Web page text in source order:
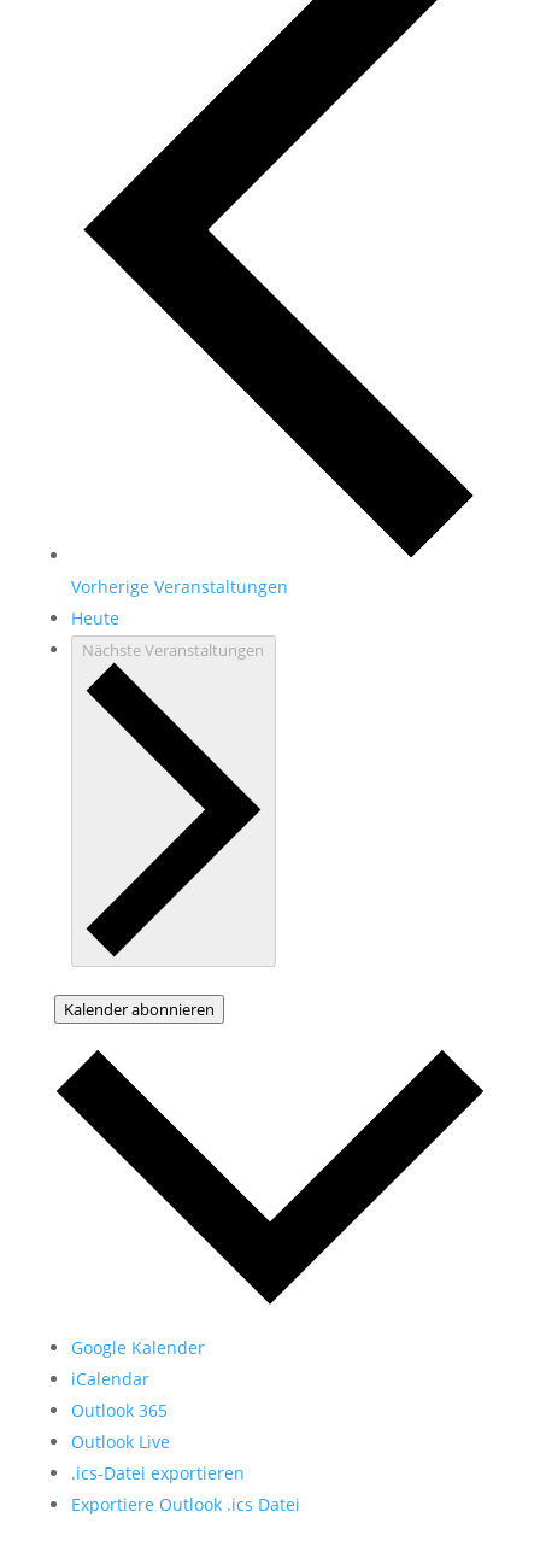
Vorherige Veranstaltungen
Heute
NächsteVeranstaltungen
Kalender abonnieren
Google Kalender
iCalendar
Outlook 365
Outlook Live
.ics-Datei exportieren
Exportiere Outlook .ics Datei